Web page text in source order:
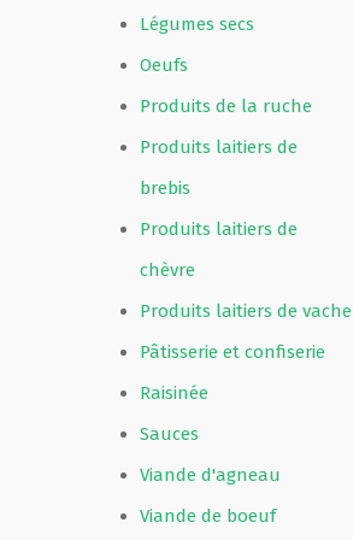
Légumes secs
Oeufs
Produits de la ruche
Produits laitiers de
brebis
Produits laitiers de
chèvre
Produits laitiers de vache
Pâtisserie et confiserie
Raisinée
Sauces
Viande d'agneau
Viande de boeuf